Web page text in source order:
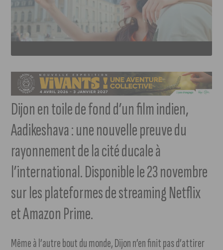
Dijon en toile de fond d’un film indien,
Aadikeshava : une nouvelle preuve du
rayonnement de la cité ducale à
l’international. Disponible le 23 novembre
sur les plateformes de streaming Netflix
et Amazon Prime.
Même à l’autre bout du monde, Dijon n’en finit pas d’attirer